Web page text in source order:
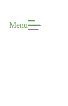
Menu